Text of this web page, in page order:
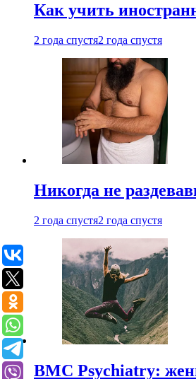
Как учить
2 года спустя2 года спустя
Никогда не
2 года спустя2 года спустя
BMC Psychiatry: